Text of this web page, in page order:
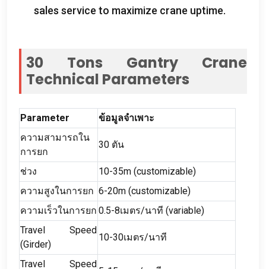
sales service to maximize crane uptime.
30 Tons Gantry Crane
Technical Parameters
Parameter
ข้อมูลจำเพาะ
ความสามารถใน
การยก
30 ตัน
ช่วง 10-35m (customizable)
ความสูงในการยก 6-20m (customizable)
ความเร็วในการยก 0.5-8เมตร/นาที (variable)
Travel Speed
(Girder)
10-30เมตร/นาที
Travel Speed